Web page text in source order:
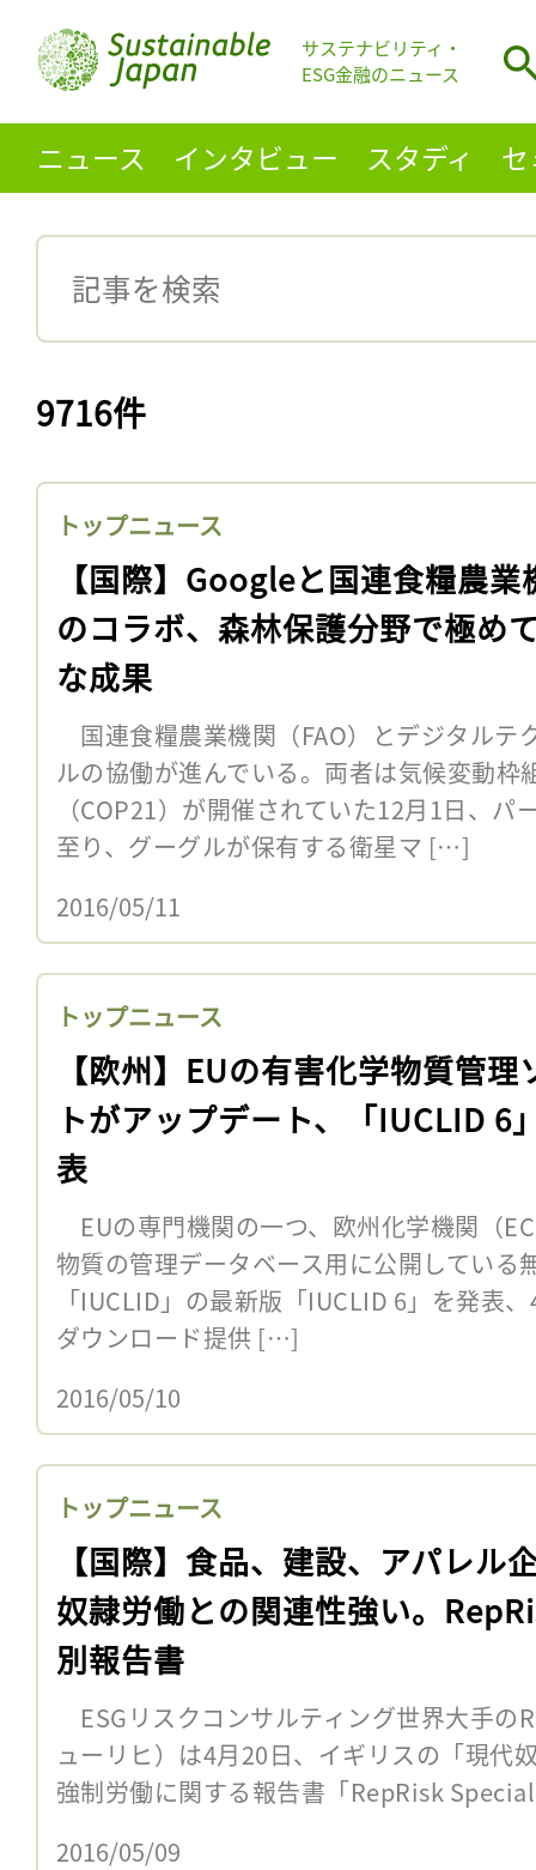
サステナビリティ・
ESG金融のニュース
ニュース インタビュー スタディ
9716件
トップニュース
【国際】Googleと国連食糧農業
のコラボ、森林保護分野で極め
な成果
国連食糧農業機関（FAO）とデジタルテ
ルの協働が進んでいる。両者は気候変動枠
（COP21）が開催されていた12月1日、
至り、グーグルが保有する衛星マ […]
2016/05/11
トップニュース
【欧州】EUの有害化学物質管理
トがアップデート、「IUCLID 6
表
EUの専門機関の一つ、欧州化学機関（
物質の管理データベース用に公開している
「IUCLID」の最新版「IUCLID 6」を発表
ダウンロード提供 […]
2016/05/10
トップニュース
【国際】食品、建設、アパレル
奴隷労働との関連性強い。
別報告書
ESGリスクコンサルティング世界大手の
ューリヒ）は4月20日、イギリスの「現代
強制労働に関する報告書「RepRisk
2016/05/09